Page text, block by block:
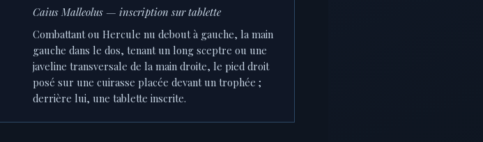
Caius Malleolus — inscription sur tablette
Combattant ou Hercule nu debout à gauche, la main
gauche dans le dos, tenant un long sceptre ou une
javeline transversale de la main droite, le pied droit
posé sur une cuirasse placée devant un trophée ;
derrière lui, une tablette inscrite.